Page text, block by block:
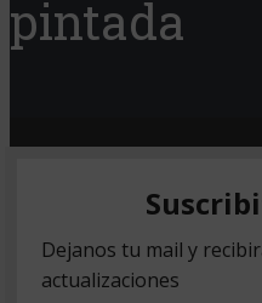
pintada